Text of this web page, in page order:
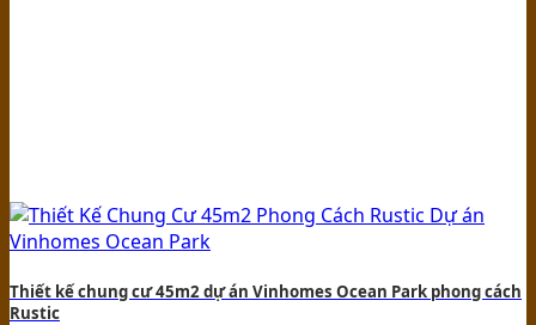
Thiết kế chung cư 45m2 dự án Vinhomes Ocean Park phong cách
Rustic